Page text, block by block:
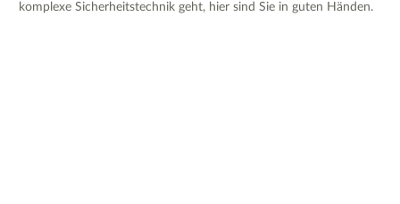
komplexe Sicherheitstechnik geht, hier sind Sie in guten Händen.